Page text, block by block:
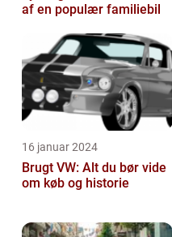
af en populær familiebil
16 januar 2024
Brugt VW: Alt du bør vide
om køb og historie